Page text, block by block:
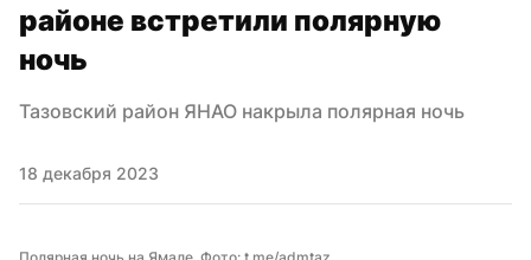
районе встретили полярную
ночь
Тазовский район ЯНАО накрыла полярная ночь
18 декабря 2023